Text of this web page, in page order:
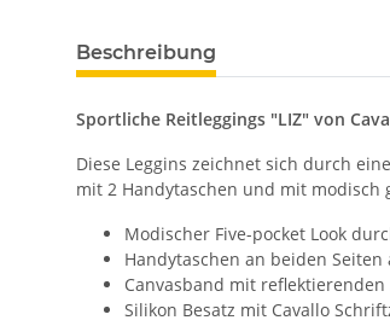
Beschreibung
Sportliche Reitleggings "LIZ" von
Diese Leggins zeichnet sich durch
mit 2 Handytaschen und mit modisch
Modischer Five-pocket Look
Handytaschen an beiden
Canvasband mit
Silikon Besatz mit Cavallo